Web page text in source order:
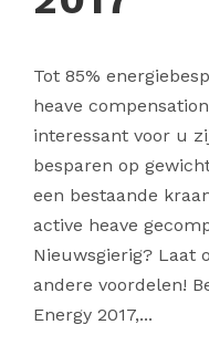
Tot 85%
heave
interessant voor u
besparen op
een bestaande
active heave
Nieuwsgierig? Laat
andere voordelen!
Energy 2017,...